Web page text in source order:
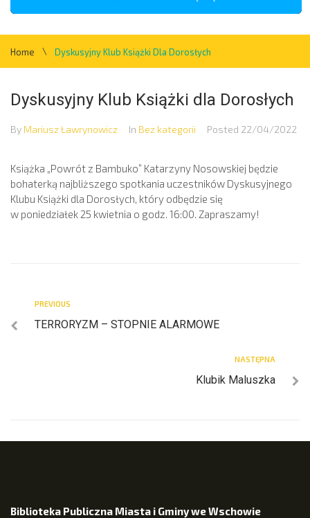
Kontakt
Home \ Dyskusyjny Klub Książki Dla Dorosłych
Dyskusyjny Klub Książki dla Dorosłych
By Mariusz Ławrynowicz In Bez kategorii Posted 22/04/2022
Książka „Powrót z Bambuko” Katarzyny Nosowskiej będzie
bohaterką najbliższego spotkania uczestników Dyskusyjnego
Klubu Książki dla Dorosłych, który odbędzie się
w poniedziałek 25 kwietnia o godz. 16:00. Zapraszamy!
PREVIOUS
TERRORYZM – STOPNIE ALARMOWE
NASTĘPNA
Klubik Maluszka
Biblioteka Publiczna Miasta i Gminy we Wschowie